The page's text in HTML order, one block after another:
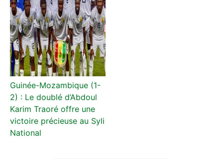
Guinée-Mozambique (1-
2) : Le doublé d’Abdoul
Karim Traoré offre une
victoire précieuse au Syli
National